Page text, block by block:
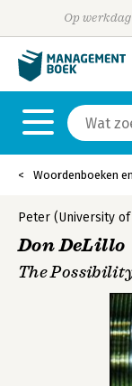
Op
Woordenboeken
Peter (University
Don DeLillo
The